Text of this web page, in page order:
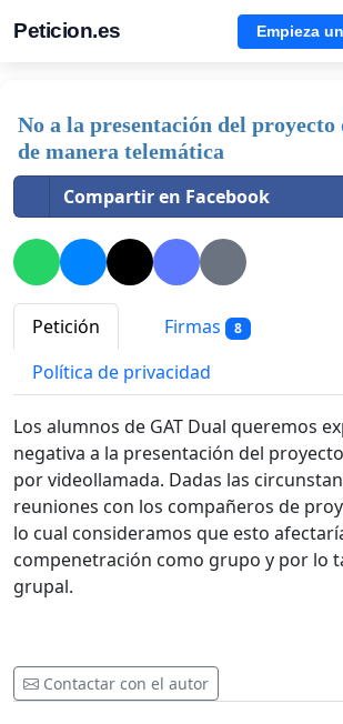
Peticion.es Empieza
No a la presentación del proyecto
de manera telemática
Compartir en Facebook
Petición Firmas 8
Política de privacidad
Los alumnos de GAT Dual queremos
negativa a la presentación del
por videollamada. Dadas las
reuniones con los compañeros de
lo cual consideramos que esto
compenetración como grupo y por lo
grupal.
Contactar con el autor